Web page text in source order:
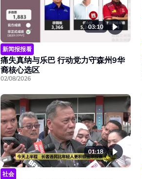
03:10
新闻报报看
痛失真纳与乐巴 行动党力守森州9华
裔核心选区
02/08/2026
01:18
社会